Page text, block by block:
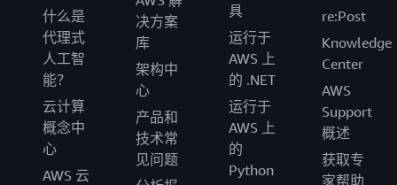
什么是
代理式
人工智
能？
云计算
概念中
心
AWS 云
决方案
库
架构中
心
产品和
技术常
见问题
具
运行于
AWS 上
的 .NET
运行于
AWS 上
的
Python
re:Post
Knowledge
Center
AWS
Support
概述
获取专
家帮助